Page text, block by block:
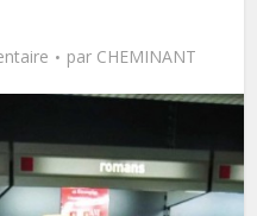
par CHEMINANT